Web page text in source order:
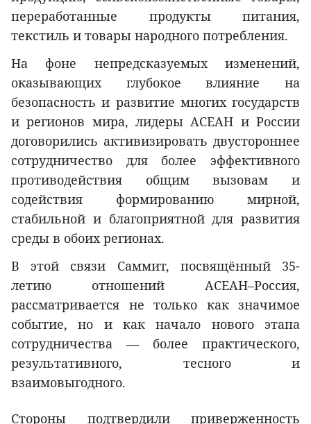
переработанные продукты питания,
текстиль и товары народного потребления.
На фоне непредсказуемых изменений,
оказывающих глубокое влияние на
безопасность и развитие многих государств
и регионов мира, лидеры АСЕАН и России
договорились активизировать двустороннее
сотрудничество для более эффективного
противодействия общим вызовам и
содействия формированию мирной,
стабильной и благоприятной для развития
среды в обоих регионах.
В этой связи Саммит, посвящённый 35-
летию отношений АСЕАН–Россия,
рассматривается не только как значимое
событие, но и как начало нового этапа
сотрудничества — более практического,
результативного, тесного и
взаимовыгодного.
Стороны подтвердили приверженность